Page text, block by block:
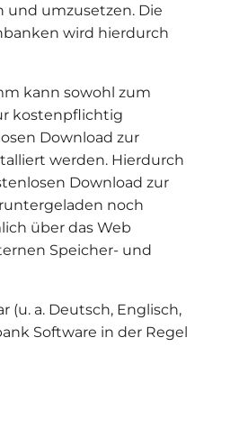
und umzusetzen. Die
wird hierdurch
kann sowohl zum
kostenpflichtig
Download zur
werden. Hierdurch
Download zur
noch
über das Web
Speicher- und
(u. a. Deutsch, Englisch,
Software in der Regel